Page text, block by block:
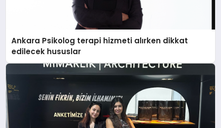
Ankara Psikolog terapi hizmeti alırken dikkat
edilecek hususlar